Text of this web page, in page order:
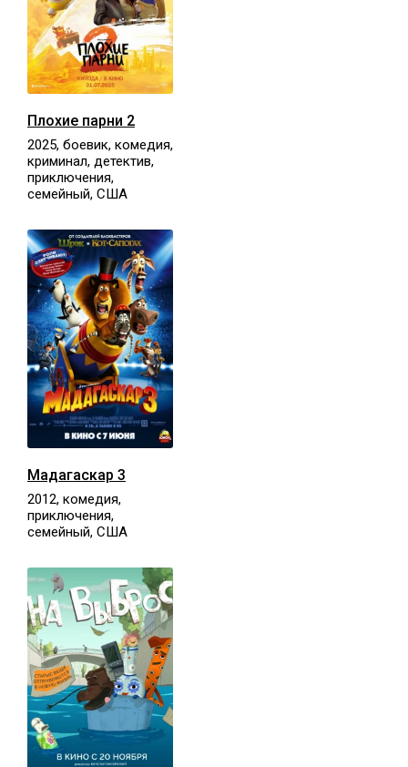
Плохие парни 2
2025, боевик, комедия,
криминал, детектив,
приключения,
семейный, США
Мадагаскар 3
2012, комедия,
приключения,
семейный, США